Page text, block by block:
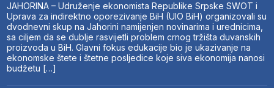
JAHORINA – Udruženje ekonomista Republike Srpske SWOT i
Uprava za indirektno oporezivanje BiH (UIO BiH) organizovali su
dvodnevni skup na Jahorini namijenjen novinarima i urednicima,
sa ciljem da se dublje rasvijetli problem crnog tržišta duvanskih
proizvoda u BiH. Glavni fokus edukacije bio je ukazivanje na
ekonomske štete i štetne posljedice koje siva ekonomija nanosi
budžetu […]